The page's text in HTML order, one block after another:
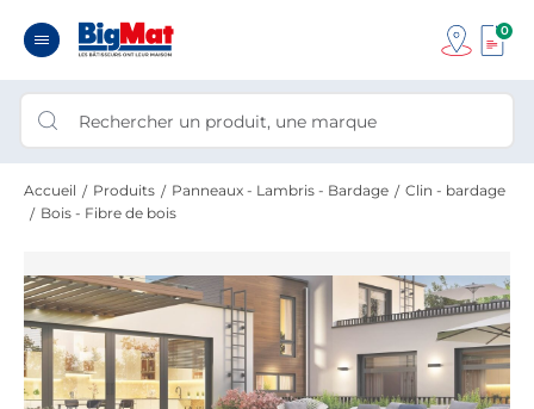
0
Accueil Produits Panneaux - Lambris - Bardage
Clin - bardage
Bois - Fibre de bois